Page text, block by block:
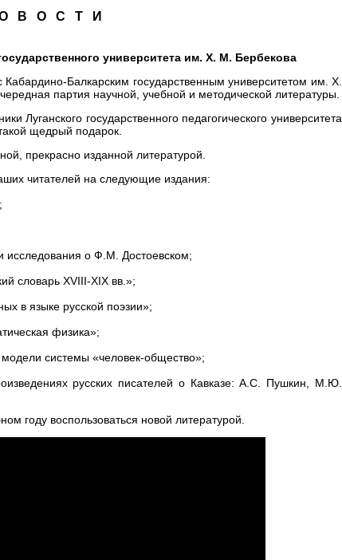
В О С Т И
университета им. Х. М. Бербекова
Кабардино-Балкарским государственным университетом им. Х.
партия научной, учебной и методической литературы.
Луганского государственного педагогического университета
щедрый подарок.
прекрасно изданной литературой.
читателей на следующие издания:
исследования о Ф.М. Достоевском;
словарь XVIII-XIX вв.»;
в языке русской поэзии»;
физика»;
системы «человек-общество»;
русских писателей о Кавказе: А.С. Пушкин, М.Ю.
году воспользоваться новой литературой.